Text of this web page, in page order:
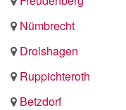
Nümbrecht
Drolshagen
Ruppichteroth
Betzdorf